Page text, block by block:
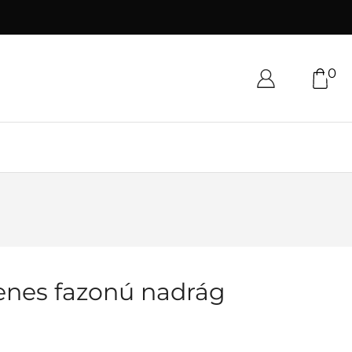
0
fazonú nadrág